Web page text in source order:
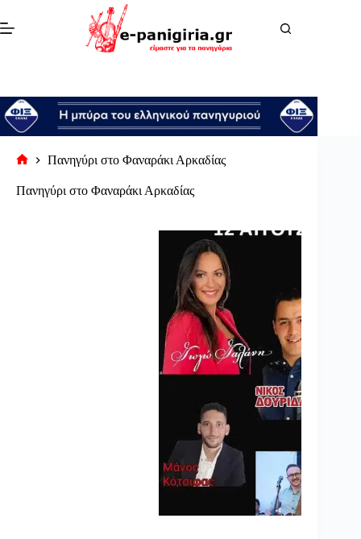
στο
περιεχόμενο
σελίδα
Πανηγύρι στο Φαναράκι Αρκαδίας
Πανηγύρι στο Φαναράκι Αρκαδίας